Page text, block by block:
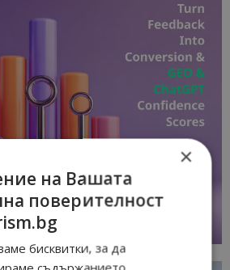
×
на Вашата
поверителност
бисквитки, за да